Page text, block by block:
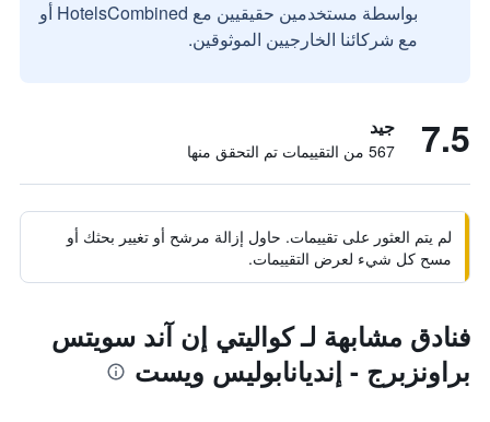
بواسطة مستخدمين حقيقيين مع HotelsCombined أو
مع شركائنا الخارجيين الموثوقين.
7.5 جيد
567 من التقييمات تم التحقق منها
لم يتم العثور على تقييمات. حاول إزالة مرشح أو تغيير بحثك أو
مسح كل شيء لعرض التقييمات.
فنادق مشابهة لـ كواليتي إن آند سويتس
براونزبرج - إنديانابوليس ويست